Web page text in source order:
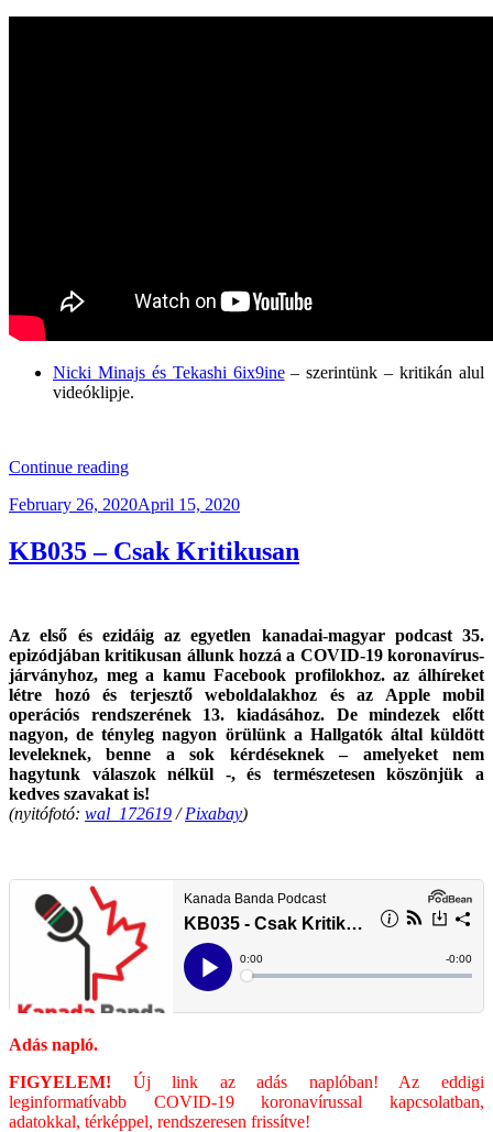
Nicki Minajs és Tekashi 6ix9ine– szerintünk – kritikán alul
videóklipje.
Continue reading“KB039
The
Matter”
Posted
February 26, 2020April 15, 2020
KB035 – Csak Kritikusan
Az első és ezidáig az egyetlen kanadai-magyar podcast 35.
epizódjában kritikusan állunk hozzá a COVID-19 koronavírus-
járványhoz, meg a kamu Facebook profilokhoz. az álhíreket
létre hozó és terjesztő weboldalakhoz és az Apple mobil
operációs rendszerének 13. kiadásához. De mindezek előtt
nagyon, de tényleg nagyon örülünk a Hallgatók által küldött
leveleknek, benne a sok kérdéseknek – amelyeket nem
hagytunk válaszok nélkül -, és természetesen köszönjük a
kedves szavakat is!
(nyitófotó: wal_172619 /Pixabay)
Adás napló.
FIGYELEM! Új link az adás naplóban! Az eddigi
leginformatívabb COVID-19 koronavírussal kapcsolatban,
adatokkal, térképpel, rendszeresen frissítve!